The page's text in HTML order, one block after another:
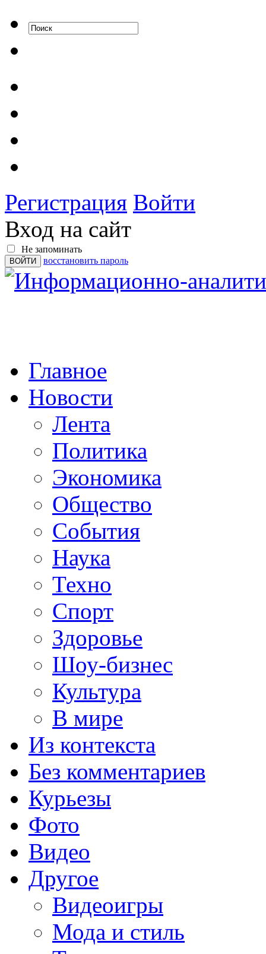
Регистрация Войти
Вход на сайт
Не запоминать
восстановить пароль
Главное
Новости
Лента
Политика
Экономика
Общество
События
Наука
Техно
Спорт
Здоровье
Шоу-бизнес
Культура
В мире
Из контекста
Без комментариев
Курьезы
Фото
Видео
Другое
Видеоигры
Мода и стиль